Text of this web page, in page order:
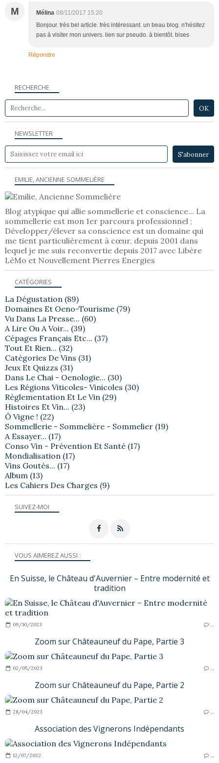
M Mélina 08/11/2017 15:20
Bonjour. très bel article. très intéressant. un beau blog. n'hésitez
pas à visiter mon univers. lien sur pseudo. à bientôt. bises
Répondre
NEWSLETTER
SUIVEZ-MOI
RECHERCHE
EMILIE, ANCIENNE SOMMELIÈRE
Blog atypique qui allie sommellerie et conscience... La
sommellerie est mon 1er parcours professionnel ;
Développer/élever sa conscience est un domaine qui
me tient particulièrement à cœur, depuis 2001 dans
lequel je me suis reconvertie depuis 2017 avec Libère
LèMo et Nouvellement Pierres Energies
VOUS AIMEREZ AUSSI :
En Suisse, le Château d'Auvernier – Entre modernité et
tradition
09/10/2023
Zoom sur Châteauneuf du Pape, Partie 3
02/05/2023
Zoom sur Châteauneuf du Pape, Partie 2
28/04/2023
Association des Vignerons Indépendants
12/07/2022
CATÉGORIES
La Dégustation (89)
Domaines Et Oeno-Tourisme (79)
Vu Dans La Presse... (60)
A Lire Ou A Voir... (39)
Cépages Français Etc... (37)
Tout Et Rien... (32)
Catégories De Vins (31)
Jeux Et Quizzs (31)
Dans Le Chai - Oenologie... (30)
Les Régions Viticoles- Vinicoles (30)
Règlementation Et Le Vin (29)
Histoires Et Vin... (23)
Ô Vigne ! (22)
Sommellerie - Sommelière - Sommelier (19)
A Essayer... (17)
Conso Vin - Prévention Et Santé (17)
Mondialisation (17)
Vins Goutés... (17)
Album (13)
Les Cahiers Des Charges (9)